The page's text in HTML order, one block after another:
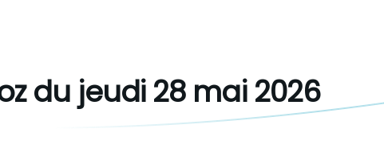
du jeudi 28 mai 2026